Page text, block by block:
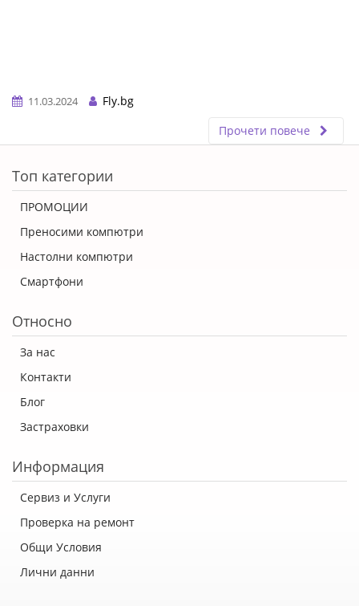
11.03.2024
Fly.bg
Прочети повече
Топ категории
ПРОМОЦИИ
Преносими компютри
Настолни компютри
Смартфони
Относно
За нас
Контакти
Блог
Застраховки
Информация
Сервиз и Услуги
Проверка на ремонт
Общи Условия
Лични данни